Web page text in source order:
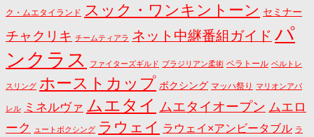
ク・ムエタイランド スック・ワンキントーン セミナー
チャクリキ チームティアラ ネット中継番組ガイド パ
ンクラス
ファイターズギルド ブラジリアン柔術 ベラトール ベルトレ
スリング ホーストカップ ボクシング マッハ祭り マリオンアパ
レル ミネルヴァ ムエタイ ムエタイオープン ムエロ
ーク
ュートボクシング ラウェイ ラウェイ×アンビータブル ラ